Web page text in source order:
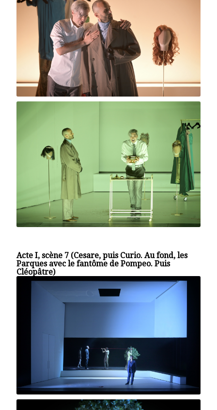
Acte I, scène 7 (Cesare, puis Curio. Au fond, les
Parques avec le fantôme de Pompeo. Puis
Cléopâtre)